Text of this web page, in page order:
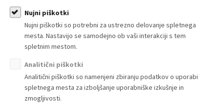
Poslanstvo, vrednote, vizija
Principi in področja delovanja
Zaposlitev
Politika zasebnosti
Kodeks za zmanjšanje prodaje plastičnih nosilnih vrečk
Nujni piškotki
Nujni piškotki so potrebni za ustrezno delovanje spletnega
mesta. Nastavijo se samodejno ob vaši interakciji s tem
spletnim mestom.
Analitični piškotki
Analitični piškotki so namenjeni zbiranju podatkov o uporabi
spletnega mesta za izboljšanje uporabniške izkušnje in
zmogljivosti.